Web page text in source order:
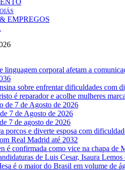
EMPREGOS
linguagem corporal afetam a
sobre enfrentar dificuldades com
é reparador e acolhe mulheres
de 7 de Agosto de 2026
7 de Agosto de 2026
7 de agosto de 2026
porcos e diverte esposa com
Real Madrid até 2032
é confirmada como vice na chapa de
de Luis Cesar, Isaura
é o maior do Brasil em volume de